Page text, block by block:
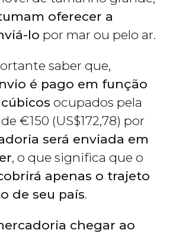
oferecer a
lo por mar ou pelo ar.
saber que,
é pago em função
ocupados pela
€150 (US$172,78) por
será enviada em
, o que significa que o
apenas o trajeto
de seu país.
chegar ao